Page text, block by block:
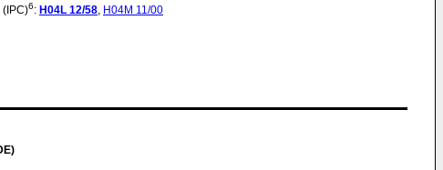
(IPC)6: H04L 12/58, H04M 11/00